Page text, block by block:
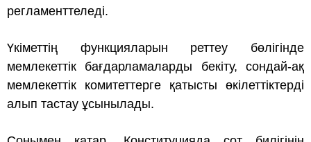
регламенттеледі.
Үкіметтің функцияларын реттеу бөлігінде
мемлекеттік бағдарламаларды бекіту, сондай-ақ
мемлекеттік комитеттерге қатысты өкілеттіктерді
алып тастау ұсынылады.